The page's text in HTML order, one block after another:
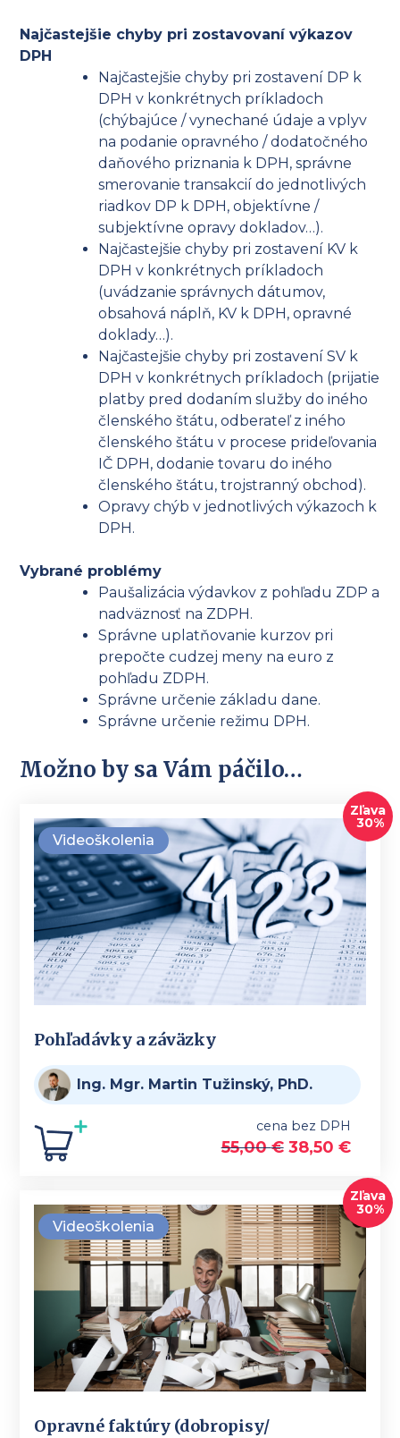
Najčastejšie chyby pri zostavovaní výkazov
DPH
Najčastejšie chyby pri zostavení DP k
DPH v konkrétnych príkladoch
(chýbajúce / vynechané údaje a vplyv
na podanie opravného / dodatočného
daňového priznania k DPH, správne
smerovanie transakcií do jednotlivých
riadkov DP k DPH, objektívne /
subjektívne opravy dokladov…).
Najčastejšie chyby pri zostavení KV k
DPH v konkrétnych príkladoch
(uvádzanie správnych dátumov,
obsahová náplň, KV k DPH, opravné
doklady…).
Najčastejšie chyby pri zostavení SV k
DPH v konkrétnych príkladoch (prijatie
platby pred dodaním služby do iného
členského štátu, odberateľ z iného
členského štátu v procese prideľovania
IČ DPH, dodanie tovaru do iného
členského štátu, trojstranný obchod).
Opravy chýb v jednotlivých výkazoch k
DPH.
Vybrané problémy
Paušalizácia výdavkov z pohľadu ZDP a
nadväznosť na ZDPH.
Správne uplatňovanie kurzov pri
prepočte cudzej meny na euro z
pohľadu ZDPH.
Správne určenie základu dane.
Správne určenie režimu DPH.
Možno by sa Vám páčilo…
Videoškolenia
Zľava
30%
Pohľadávky a záväzky
Ing. Mgr. Martin Tužinský, PhD.
cena bez DPH
55,00€ 38,50 €
Videoškolenia
Zľava
30%
Opravné faktúry (dobropisy/